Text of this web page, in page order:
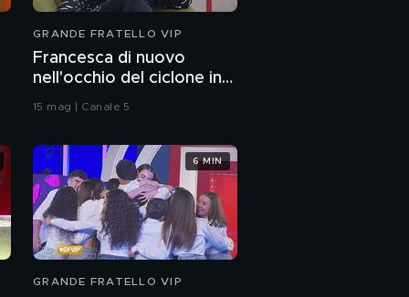
GRANDE FRATELLO VIP
Francesca di nuovo
nell'occhio del ciclone in
15 mag | Canale 5
GRANDE FRATELLO VIP
6 MIN